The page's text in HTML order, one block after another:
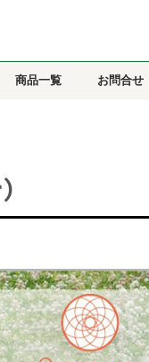
商品一覧 お問合せ